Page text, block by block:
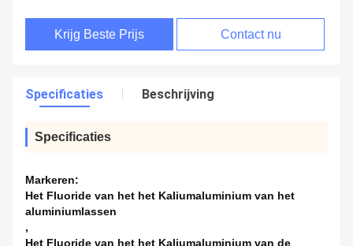
Krijg Beste Prijs Contact nu
Specificaties Beschrijving
Specificaties
Markeren:
Het Fluoride van het het Kaliumaluminium van het
aluminiumlassen
,
Het Fluoride van het het Kaliumaluminium van de